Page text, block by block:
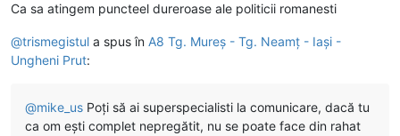
Ca sa atingem puncteel dureroase ale politicii romanesti
@trismegistul a spus în A8 Tg. Mureș - Tg. Neamț - Iași -
Ungheni Prut:
@mike_us Poți să ai superspecialisti la comunicare, dacă tu
ca om ești complet nepregătit, nu se poate face din rahat